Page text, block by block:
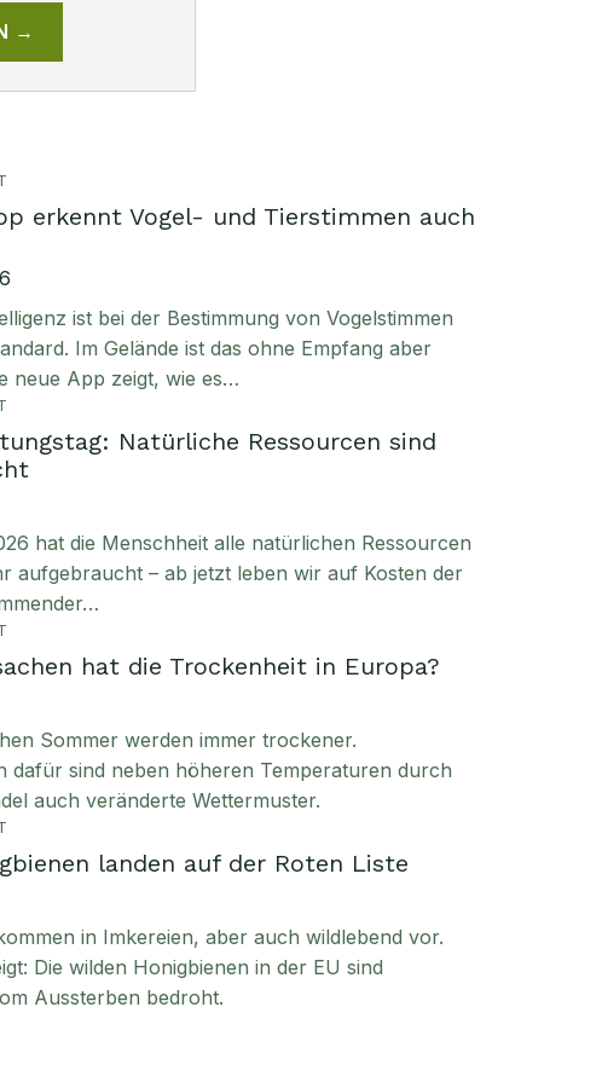
→
erkennt Vogel- und Tierstimmen auch
ist bei der Bestimmung von Vogelstimmen
Im Gelände ist das ohne Empfang aber
neue App zeigt, wie es…
Natürliche Ressourcen sind
hat die Menschheit alle natürlichen Ressourcen
aufgebraucht – ab jetzt leben wir auf Kosten der
hat die Trockenheit in Europa?
Sommer werden immer trockener.
dafür sind neben höheren Temperaturen durch
auch veränderte Wettermuster.
landen auf der Roten Liste
in Imkereien, aber auch wildlebend vor.
Die wilden Honigbienen in der EU sind
Aussterben bedroht.